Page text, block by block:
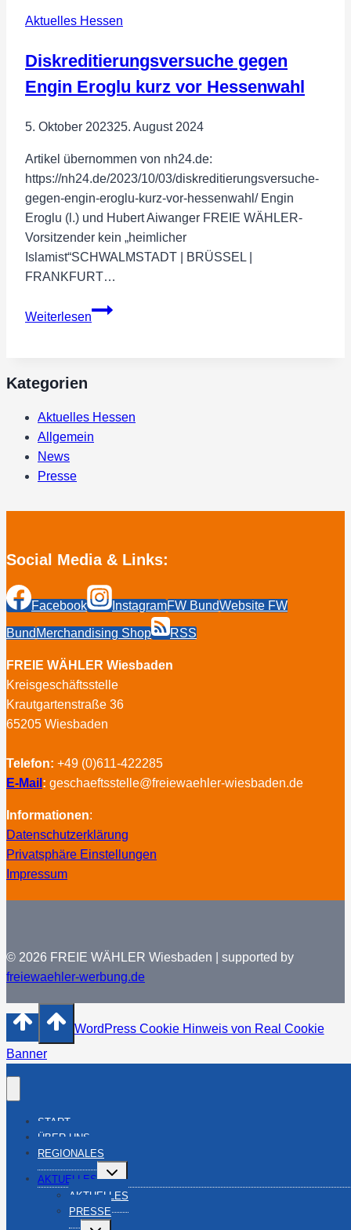
–
packen
für
Wiesbaden“
Aktuelles Hessen
Diskreditierungsversuche gegen
Engin Eroglu kurz vor Hessenwahl
5. Oktober 202325. August 2024
Artikel übernommen von nh24.de:
https://nh24.de/2023/10/03/diskreditierungsversuche-
gegen-engin-eroglu-kurz-vor-hessenwahl/ Engin
Eroglu (l.) und Hubert Aiwanger FREIE WÄHLER-
Vorsitzender kein „heimlicher
Islamist“SCHWALMSTADT | BRÜSSEL |
FRANKFURT…
Weiterlesen
Diskreditierungsversuche
Hessenwahl
Kategorien
Aktuelles Hessen
Allgemein
News
Presse
Social Media & Links:
Facebook InstagramFW BundWebsite FW
Bund Merchandising Shop RSS
FREIE WÄHLER Wiesbaden
Kreisgeschäftsstelle
Krautgartenstraße 36
65205 Wiesbaden
Telefon: +49 (0)611-422285
E-Mail : geschaeftsstelle@freiewaehler-wiesbaden.de
Informationen:
Datenschutzerklärung
Privatsphäre Einstellungen
Impressum
© 2026 FREIE WÄHLER Wiesbaden | supported by
freiewaehler-werbung.de
WordPress Cookie Hinweis von Real Cookie
Banner
START
ÜBER UNS
REGIONALES
AKTUELLES
Untermenü
umschalten
AKTUELLES
PRESSE
Untermenü